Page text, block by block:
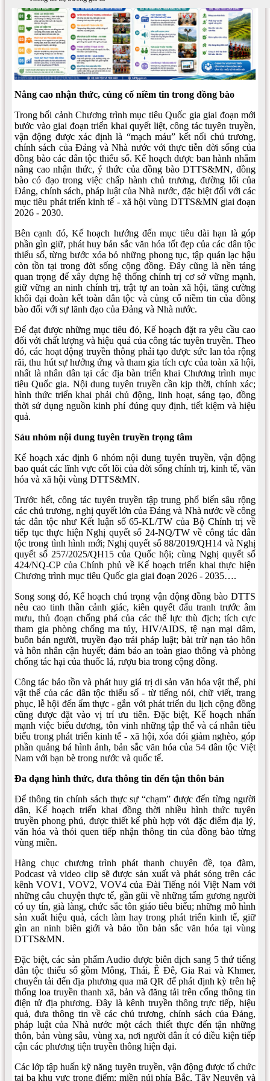
Nâng cao nhận thức, củng cố niềm tin trong đồng bào
Trong bối cảnh Chương trình mục tiêu Quốc gia giai đoạn mới
bước vào giai đoạn triển khai quyết liệt, công tác tuyên truyền,
vận động được xác định là “mạch máu” kết nối chủ trương,
chính sách của Đảng và Nhà nước với thực tiễn đời sống của
đồng bào các dân tộc thiểu số. Kế hoạch được ban hành nhằm
nâng cao nhận thức, ý thức của đồng bào DTTS&MN, đồng
bào có đạo trong việc chấp hành chủ trương, đường lối của
Đảng, chính sách, pháp luật của Nhà nước, đặc biệt đối với các
mục tiêu phát triển kinh tế - xã hội vùng DTTS&MN giai đoạn
2026 - 2030.
Bên cạnh đó, Kế hoạch hướng đến mục tiêu dài hạn là góp
phần gìn giữ, phát huy bản sắc văn hóa tốt đẹp của các dân tộc
thiểu số, từng bước xóa bỏ những phong tục, tập quán lạc hậu
còn tồn tại trong đời sống cộng đồng. Đây cũng là nền tảng
quan trọng để xây dựng hệ thống chính trị cơ sở vững mạnh,
giữ vững an ninh chính trị, trật tự an toàn xã hội, tăng cường
khối đại đoàn kết toàn dân tộc và củng cố niềm tin của đồng
bào đối với sự lãnh đạo của Đảng và Nhà nước.
Để đạt được những mục tiêu đó, Kế hoạch đặt ra yêu cầu cao
đối với chất lượng và hiệu quả của công tác tuyên truyền. Theo
đó, các hoạt động truyền thông phải tạo được sức lan tỏa rộng
rãi, thu hút sự hưởng ứng và tham gia tích cực của toàn xã hội,
nhất là nhân dân tại các địa bàn triển khai Chương trình mục
tiêu Quốc gia. Nội dung tuyên truyền cần kịp thời, chính xác;
hình thức triển khai phải chủ động, linh hoạt, sáng tạo, đồng
thời sử dụng nguồn kinh phí đúng quy định, tiết kiệm và hiệu
quả.
Sáu nhóm nội dung tuyên truyền trọng tâm
Kế hoạch xác định 6 nhóm nội dung tuyên truyền, vận động
bao quát các lĩnh vực cốt lõi của đời sống chính trị, kinh tế, văn
hóa và xã hội vùng DTTS&MN.
Trước hết, công tác tuyên truyền tập trung phổ biến sâu rộng
các chủ trương, nghị quyết lớn của Đảng và Nhà nước về công
tác dân tộc như Kết luận số 65-KL/TW của Bộ Chính trị về
tiếp tục thực hiện Nghị quyết số 24-NQ/TW về công tác dân
tộc trong tình hình mới; Nghị quyết số 88/2019/QH14 và Nghị
quyết số 257/2025/QH15 của Quốc hội; cùng Nghị quyết số
424/NQ-CP của Chính phủ về Kế hoạch triển khai thực hiện
Chương trình mục tiêu Quốc gia giai đoạn 2026 - 2035….
Song song đó, Kế hoạch chú trọng vận động đồng bào DTTS
nêu cao tinh thần cảnh giác, kiên quyết đấu tranh trước âm
mưu, thủ đoạn chống phá của các thế lực thù địch; tích cực
tham gia phòng chống ma túy, HIV/AIDS, tệ nạn mại dâm,
buôn bán người, truyền đạo trái pháp luật; bài trừ nạn tảo hôn
và hôn nhân cận huyết; đảm bảo an toàn giao thông và phòng
chống tác hại của thuốc lá, rượu bia trong cộng đồng.
Công tác bảo tồn và phát huy giá trị di sản văn hóa vật thể, phi
vật thể của các dân tộc thiểu số - từ tiếng nói, chữ viết, trang
phục, lễ hội đến ẩm thực - gắn với phát triển du lịch cộng đồng
cũng được đặt vào vị trí ưu tiên. Đặc biệt, Kế hoạch nhấn
mạnh việc biểu dương, tôn vinh những tập thể và cá nhân tiêu
biểu trong phát triển kinh tế - xã hội, xóa đói giảm nghèo, góp
phần quảng bá hình ảnh, bản sắc văn hóa của 54 dân tộc Việt
Nam với bạn bè trong nước và quốc tế.
Đa dạng hình thức, đưa thông tin đến tận thôn bản
Để thông tin chính sách thực sự “chạm” được đến từng người
dân, Kế hoạch triển khai đồng thời nhiều hình thức tuyên
truyền phong phú, được thiết kế phù hợp với đặc điểm địa lý,
văn hóa và thói quen tiếp nhận thông tin của đồng bào từng
vùng miền.
Hàng chục chương trình phát thanh chuyên đề, tọa đàm,
Podcast và video clip sẽ được sản xuất và phát sóng trên các
kênh VOV1, VOV2, VOV4 của Đài Tiếng nói Việt Nam với
những câu chuyện thực tế, gần gũi về những tấm gương người
có uy tín, già làng, chức sắc tôn giáo tiêu biểu; những mô hình
sản xuất hiệu quả, cách làm hay trong phát triển kinh tế, giữ
gìn an ninh biên giới và bảo tồn bản sắc văn hóa tại vùng
DTTS&MN.
Đặc biệt, các sản phẩm Audio được biên dịch sang 5 thứ tiếng
dân tộc thiểu số gồm Mông, Thái, Ê Đê, Gia Rai và Khmer,
chuyển tải đến địa phương qua mã QR để phát định kỳ trên hệ
thống loa truyền thanh xã, bản và đăng tải trên cổng thông tin
điện tử địa phương. Đây là kênh truyền thông trực tiếp, hiệu
quả, đưa thông tin về các chủ trương, chính sách của Đảng,
pháp luật của Nhà nước một cách thiết thực đến tận những
thôn, bản vùng sâu, vùng xa, nơi người dân ít có điều kiện tiếp
cận các phương tiện truyền thông hiện đại.
Các lớp tập huấn kỹ năng tuyên truyền, vận động được tổ chức
tại ba khu vực trọng điểm: miền núi phía Bắc, Tây Nguyên và